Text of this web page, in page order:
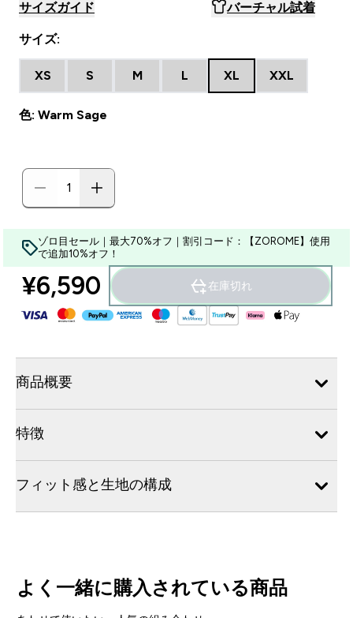
サイズガイド バーチャル試着
サイズ:
XS S M L XL XXL
色: Warm Sage
ゾロ目セール｜最大70%オフ｜割引コード：【ZOROME】使用
で追加10%オフ！
¥6,590‎ 在庫切れ
商品概要
特徴
フィット感と生地の構成
よく一緒に購入されている商品